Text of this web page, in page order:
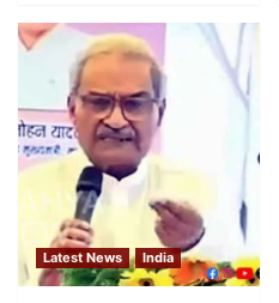
Latest News India